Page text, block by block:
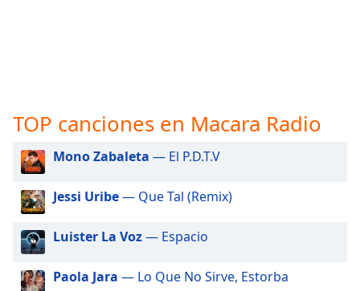
opens
subtitles
settings
subtitles
off
selected
Track
TOP canciones en Macara Radio
Mono Zabaleta — El P.D.T.V
Jessi Uribe— Que Tal (Remix)
Luister La Voz— Espacio
Paola Jara — Lo Que No Sirve, Estorba